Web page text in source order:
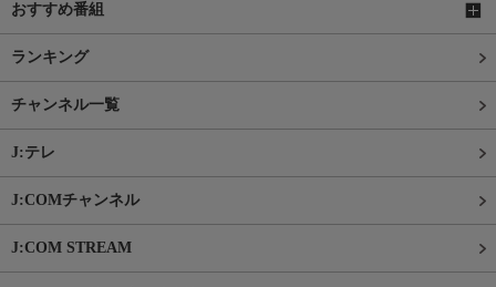
おすすめ番組
ランキング
チャンネル一覧
J:テレ
J:COMチャンネル
J:COM STREAM